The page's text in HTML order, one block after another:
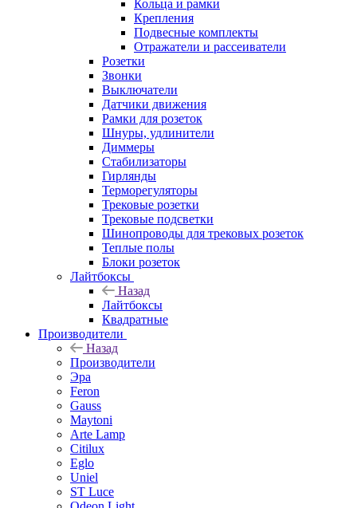
Кольца и рамки
Крепления
Подвесные комплекты
Отражатели и рассеиватели
Розетки
Звонки
Выключатели
Датчики движения
Рамки для розеток
Шнуры, удлинители
Диммеры
Стабилизаторы
Гирлянды
Терморегуляторы
Трековые розетки
Трековые подсветки
Шинопроводы для трековых розеток
Теплые полы
Блоки розеток
Лайтбоксы
Назад
Лайтбоксы
Квадратные
Производители
Назад
Производители
Эра
Feron
Gauss
Maytoni
Arte Lamp
Citilux
Eglo
Uniel
ST Luce